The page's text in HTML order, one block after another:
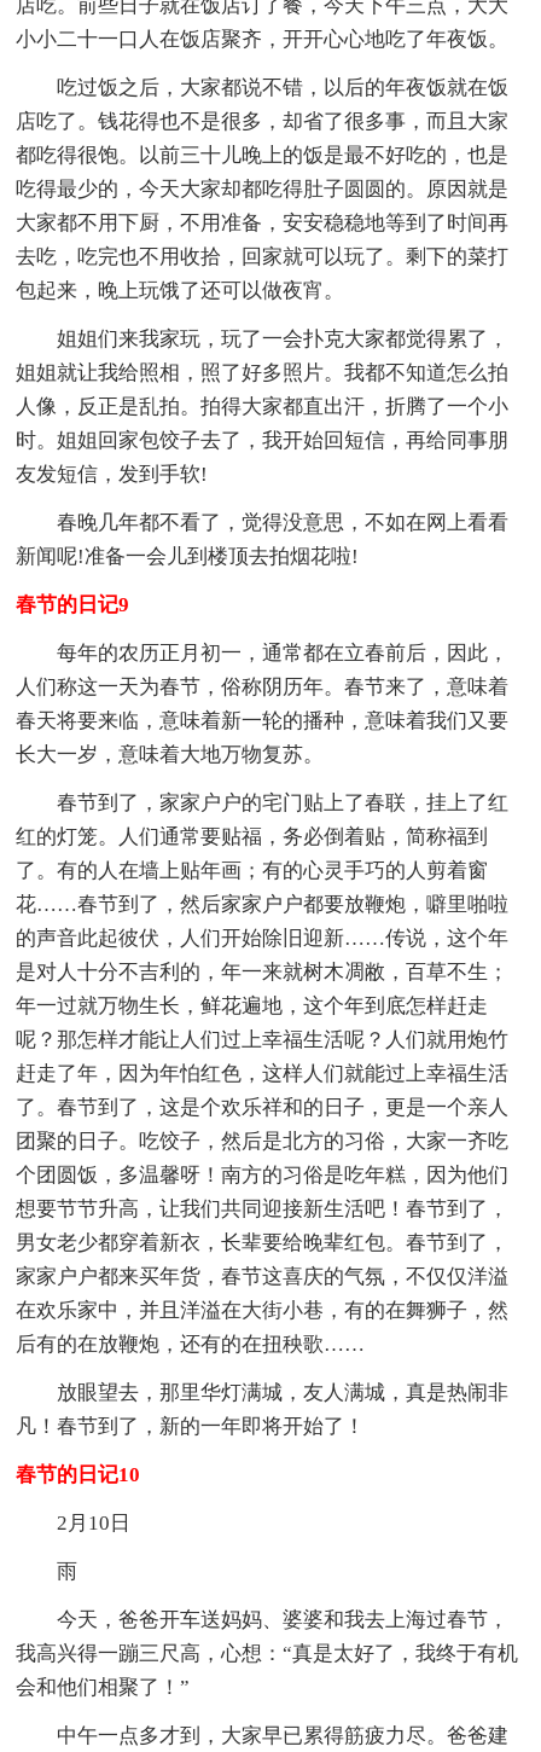
店吃。前些日子就在饭店订了餐，今天下午三点，大大
小小二十一口人在饭店聚齐，开开心心地吃了年夜饭。
吃过饭之后，大家都说不错，以后的年夜饭就在饭
店吃了。钱花得也不是很多，却省了很多事，而且大家
都吃得很饱。以前三十儿晚上的饭是最不好吃的，也是
吃得最少的，今天大家却都吃得肚子圆圆的。原因就是
大家都不用下厨，不用准备，安安稳稳地等到了时间再
去吃，吃完也不用收拾，回家就可以玩了。剩下的菜打
包起来，晚上玩饿了还可以做夜宵。
姐姐们来我家玩，玩了一会扑克大家都觉得累了，
姐姐就让我给照相，照了好多照片。我都不知道怎么拍
人像，反正是乱拍。拍得大家都直出汗，折腾了一个小
时。姐姐回家包饺子去了，我开始回短信，再给同事朋
友发短信，发到手软!
春晚几年都不看了，觉得没意思，不如在网上看看
新闻呢!准备一会儿到楼顶去拍烟花啦!
春节的日记9
每年的农历正月初一，通常都在立春前后，因此，
人们称这一天为春节，俗称阴历年。春节来了，意味着
春天将要来临，意味着新一轮的播种，意味着我们又要
长大一岁，意味着大地万物复苏。
春节到了，家家户户的宅门贴上了春联，挂上了红
红的灯笼。人们通常要贴福，务必倒着贴，简称福到
了。有的人在墙上贴年画；有的心灵手巧的人剪着窗
花……春节到了，然后家家户户都要放鞭炮，噼里啪啦
的声音此起彼伏，人们开始除旧迎新……传说，这个年
是对人十分不吉利的，年一来就树木凋敝，百草不生；
年一过就万物生长，鲜花遍地，这个年到底怎样赶走
呢？那怎样才能让人们过上幸福生活呢？人们就用炮竹
赶走了年，因为年怕红色，这样人们就能过上幸福生活
了。春节到了，这是个欢乐祥和的日子，更是一个亲人
团聚的日子。吃饺子，然后是北方的习俗，大家一齐吃
个团圆饭，多温馨呀！南方的习俗是吃年糕，因为他们
想要节节升高，让我们共同迎接新生活吧！春节到了，
男女老少都穿着新衣，长辈要给晚辈红包。春节到了，
家家户户都来买年货，春节这喜庆的气氛，不仅仅洋溢
在欢乐家中，并且洋溢在大街小巷，有的在舞狮子，然
后有的在放鞭炮，还有的在扭秧歌……
放眼望去，那里华灯满城，友人满城，真是热闹非
凡！春节到了，新的一年即将开始了！
春节的日记10
2月10日
雨
今天，爸爸开车送妈妈、婆婆和我去上海过春节，
我高兴得一蹦三尺高，心想：“真是太好了，我终于有机
会和他们相聚了！”
中午一点多才到，大家早已累得筋疲力尽。爸爸建